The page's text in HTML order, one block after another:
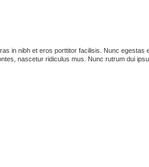
in nibh et eros porttitor facilisis. Nunc
nascetur ridiculus mus. Nunc rutrum dui